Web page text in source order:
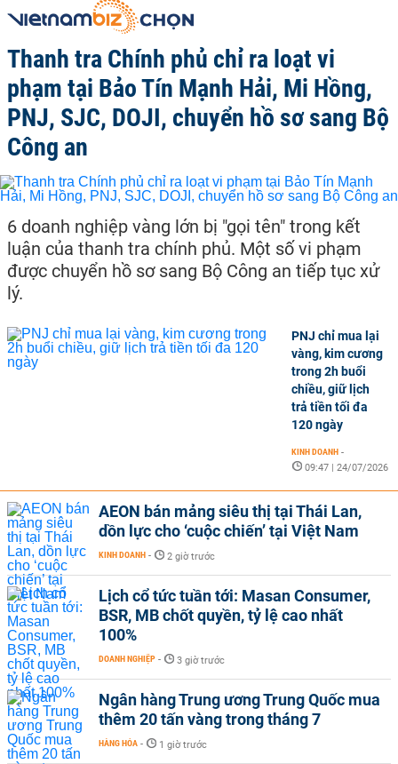
Thanh tra Chính phủ chỉ ra loạt vi
phạm tại Bảo Tín Mạnh Hải, Mi Hồng,
PNJ, SJC, DOJI, chuyển hồ sơ sang Bộ
Công an
6 doanh nghiệp vàng lớn bị "gọi tên" trong kết
luận của thanh tra chính phủ. Một số vi phạm
được chuyển hồ sơ sang Bộ Công an tiếp tục xử
lý.
PNJ chỉ mua lại
vàng, kim cương
trong 2h buổi
chiều, giữ lịch
trả tiền tối đa
120 ngày
KINH DOANH -
09:47 | 24/07/2026
AEON bán mảng siêu thị tại Thái Lan,
dồn lực cho ‘cuộc chiến’ tại Việt Nam
KINH DOANH - 2 giờ trước
Lịch cổ tức tuần tới: Masan Consumer,
BSR, MB chốt quyền, tỷ lệ cao nhất
100%
DOANH NGHIỆP - 3 giờ trước
Ngân hàng Trung ương Trung Quốc mua
thêm 20 tấn vàng trong tháng 7
HÀNG HÓA - 1 giờ trước